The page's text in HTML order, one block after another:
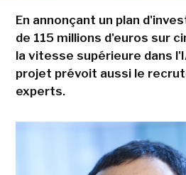
En annonçant un plan
de 115 millions d'euros sur
la vitesse supérieure dans
projet prévoit aussi le
experts.